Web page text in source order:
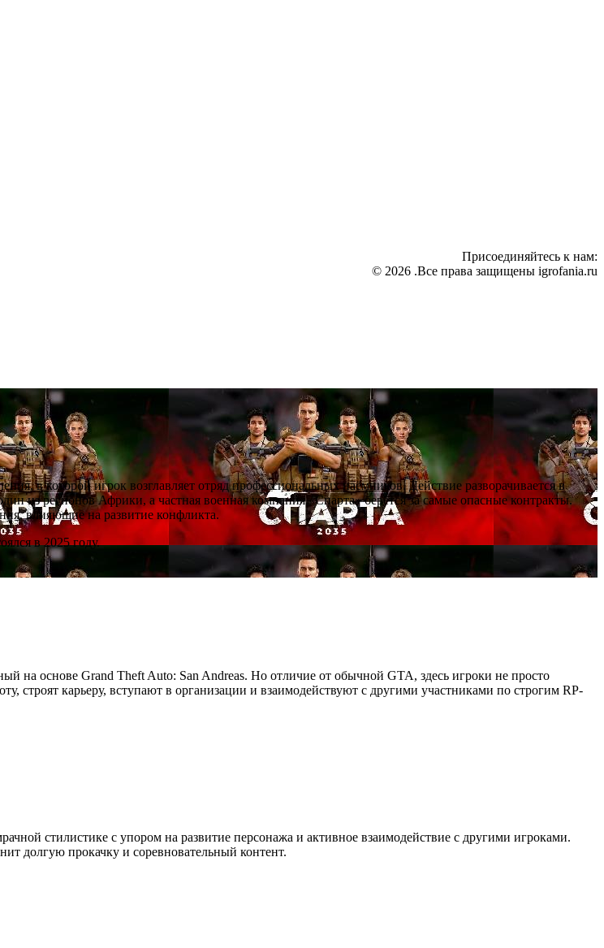
Присоединяйтесь к нам:
© 2026 .Все права защищены igrofania.ru
в которой игрок возглавляет отряд профессиональных наёмников. Действие разворачивается в
из регионов Африки, а частная военная компания «Спарта» берётся за самые опасные контракты.
влияющие на развитие конфликта.
в 2025 году.
на основе Grand Theft Auto: San Andreas. Но отличие от обычной GTA, здесь игроки не просто
строят карьеру, вступают в организации и взаимодействуют с другими участниками по строгим RP-
стилистике с упором на развитие персонажа и активное взаимодействие с другими игроками.
долгую прокачку и соревновательный контент.